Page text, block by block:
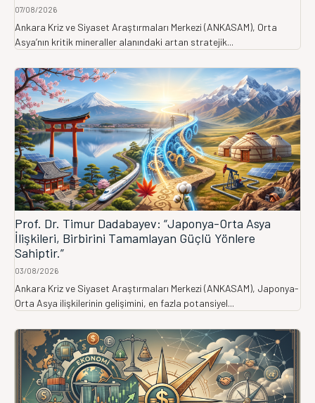
07/08/2026
Ankara Kriz ve Siyaset Araştırmaları Merkezi (ANKASAM), Orta
Asya’nın kritik mineraller alanındaki artan stratejik...
Prof. Dr. Timur Dadabayev: “Japonya-Orta Asya
İlişkileri, Birbirini Tamamlayan Güçlü Yönlere
Sahiptir.”
03/08/2026
Ankara Kriz ve Siyaset Araştırmaları Merkezi (ANKASAM), Japonya-
Orta Asya ilişkilerinin gelişimini, en fazla potansiyel...